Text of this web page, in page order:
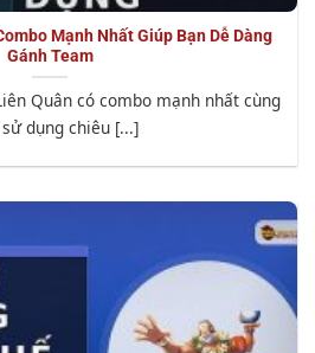
Mạnh Nhất Giúp Bạn Dễ Dàng
Gánh Team
Quân có combo mạnh nhất cùng
dụng chiêu [...]